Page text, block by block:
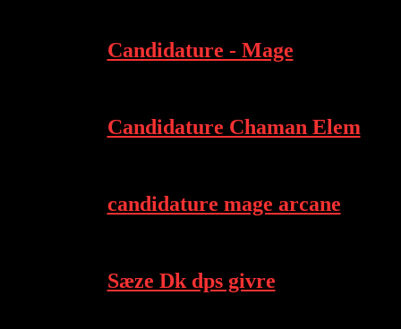
Candidature - Mage
Candidature Chaman Elem
candidature mage arcane
Sæze Dk dps givre